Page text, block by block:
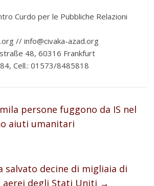
Curdo per le Pubbliche Relazioni
// info@civaka-azad.org
48, 60316 Frankfurt
Cell.: 01573/8485818
persone fuggono da IS nel
aiuti umanitari
salvato decine di migliaia di
aerei degli Stati Uniti →